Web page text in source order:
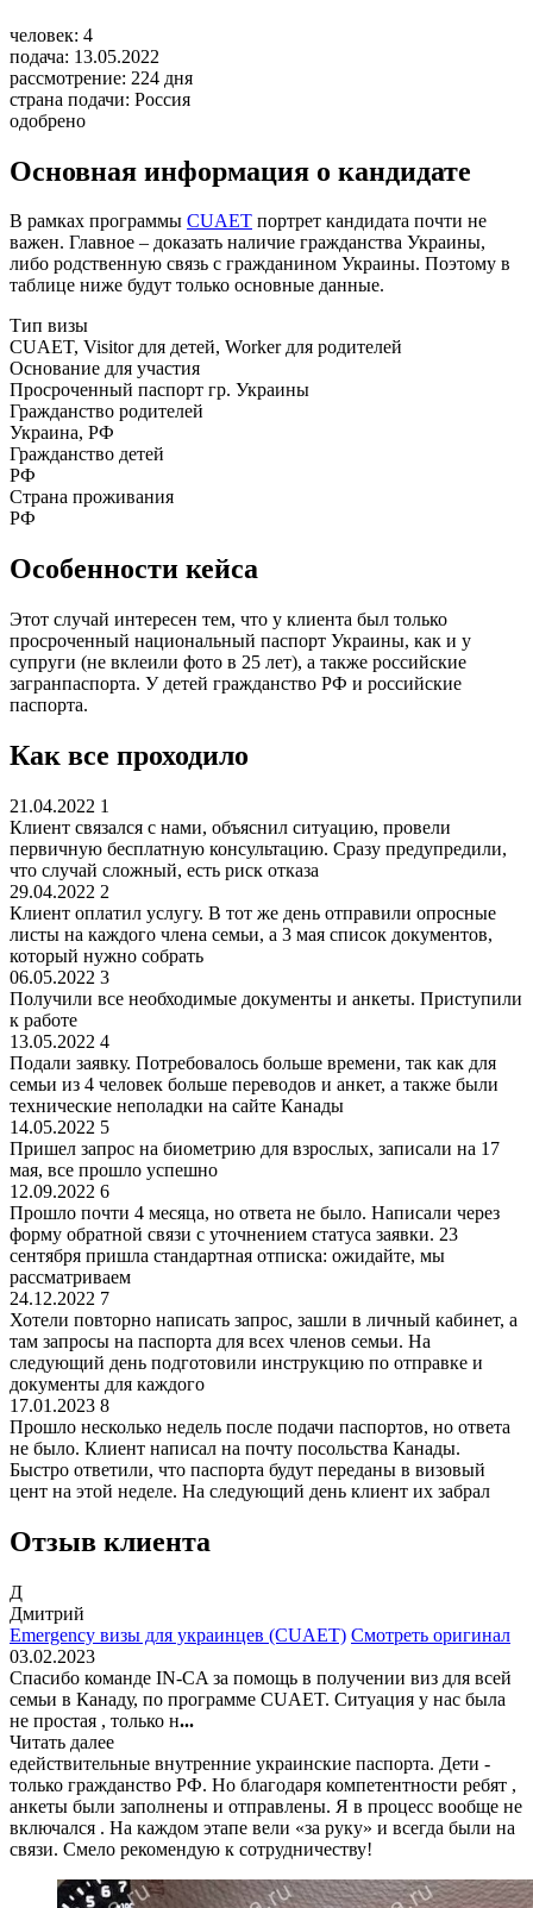
человек: 4
подача: 13.05.2022
рассмотрение: 224 дня
страна подачи: Россия
одобрено
Основная информация о кандидате
В рамках программы CUAET портрет кандидата почти не
важен. Главное – доказать наличие гражданства Украины,
либо родственную связь с гражданином Украины. Поэтому в
таблице ниже будут только основные данные.
Тип визы
CUAET, Visitor для детей, Worker для родителей
Основание для участия
Просроченный паспорт гр. Украины
Гражданство родителей
Украина, РФ
Гражданство детей
РФ
Страна проживания
РФ
Особенности кейса
Этот случай интересен тем, что у клиента был только
просроченный национальный паспорт Украины, как и у
супруги (не вклеили фото в 25 лет), а также российские
загранпаспорта. У детей гражданство РФ и российские
паспорта.
Как все проходило
21.04.2022 1
Клиент связался с нами, объяснил ситуацию, провели
первичную бесплатную консультацию. Сразу предупредили,
что случай сложный, есть риск отказа
29.04.2022 2
Клиент оплатил услугу. В тот же день отправили опросные
листы на каждого члена семьи, а 3 мая список документов,
который нужно собрать
06.05.2022 3
Получили все необходимые документы и анкеты. Приступили
к работе
13.05.2022 4
Подали заявку. Потребовалось больше времени, так как для
семьи из 4 человек больше переводов и анкет, а также были
технические неполадки на сайте Канады
14.05.2022 5
Пришел запрос на биометрию для взрослых, записали на 17
мая, все прошло успешно
12.09.2022 6
Прошло почти 4 месяца, но ответа не было. Написали через
форму обратной связи с уточнением статуса заявки. 23
сентября пришла стандартная отписка: ожидайте, мы
рассматриваем
24.12.2022 7
Хотели повторно написать запрос, зашли в личный кабинет, а
там запросы на паспорта для всех членов семьи. На
следующий день подготовили инструкцию по отправке и
документы для каждого
17.01.2023 8
Прошло несколько недель после подачи паспортов, но ответа
не было. Клиент написал на почту посольства Канады.
Быстро ответили, что паспорта будут переданы в визовый
цент на этой неделе. На следующий день клиент их забрал
Отзыв клиента
Д
Дмитрий
Emergency визы для украинцев (CUAET) Смотреть оригинал
03.02.2023
Спасибо команде IN-CA за помощь в получении виз для всей
семьи в Канаду, по программе CUAET. Ситуация у нас была
не простая , только н...
Читать далее
едействительные внутренние украинские паспорта. Дети -
только гражданство РФ. Но благодаря компетентности ребят ,
анкеты были заполнены и отправлены. Я в процесс вообще не
включался . На каждом этапе вели «за руку» и всегда были на
связи. Смело рекомендую к сотрудничеству!